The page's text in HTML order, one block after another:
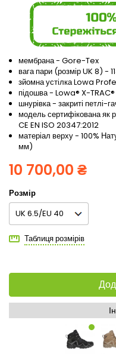
мембрана - Gore-Tex
вага пари (розмір UK 8) -
зйомна устілка Lowa
підошва - Lowa® X-
шнурівка - закриті петлі-
модель сертифікована як
CE EN ISO 20347:2012
матеріал верху - 100%
мм)
10 700,00 ₴
Розмір
Таблиця розмірів